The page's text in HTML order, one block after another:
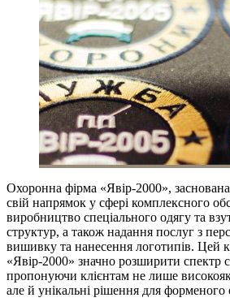
Охоронна фірма «Явір-2000»,
свій напрямок у сфері комплексного
виробництво спеціального одягу та
структур, а також надання послуг з
вишивку та нанесення логотипів. Цей
«Явір-2000» значно розширити спектр
пропонуючи клієнтам не лише
але й унікальні рішення для форменого